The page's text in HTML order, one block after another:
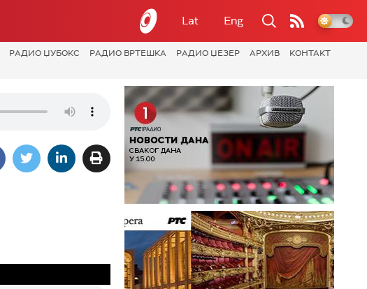
Lat Eng
РАДИО ЏУБОКС РАДИО ВРТЕШКА РАДИО ЏЕЗЕР АРХИВ
КОНТАКТ